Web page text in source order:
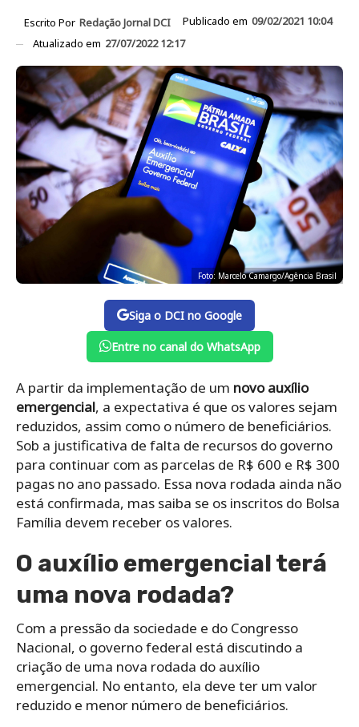
Escrito Por Redação Jornal DCI Publicado em 09/02/2021 10:04
Atualizado em 27/07/2022 12:17
Foto: Marcelo Camargo/Agência Brasil
Siga o DCI no Google
Entre no canal do WhatsApp
A partir da implementação de um novo auxílio
emergencial, a expectativa é que os valores sejam
reduzidos, assim como o número de beneficiários.
Sob a justificativa de falta de recursos do governo
para continuar com as parcelas de R$ 600 e R$ 300
pagas no ano passado. Essa nova rodada ainda não
está confirmada, mas saiba se os inscritos do Bolsa
Família devem receber os valores.
O auxílio emergencial terá
uma nova rodada?
Com a pressão da sociedade e do Congresso
Nacional, o governo federal está discutindo a
criação de uma nova rodada do auxílio
emergencial. No entanto, ela deve ter um valor
reduzido e menor número de beneficiários.